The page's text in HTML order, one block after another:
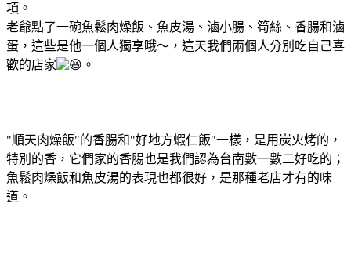
項。
老爺點了一碗魚鬆肉燥飯、魚皮湯、滷小腸、筍絲、香腸和滷
蛋，這些是他一個人獨享哦～，這天我們兩個人分別吃自己喜
歡的店家
。
"順天肉燥飯"的香腸和"好地方蝦仁飯"一樣，是用炭火烤的，
特別的香，它們家的香腸也是我們認為台南數一數二好吃的；
魚鬆肉燥飯和魚皮湯的表現也都很好，是那種老店才有的味
道。